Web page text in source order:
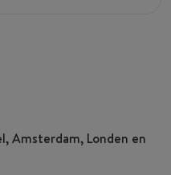
Amsterdam, Londen en